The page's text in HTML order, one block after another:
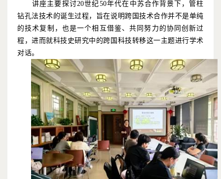
讲座主要探讨20世纪50年代在中苏合作背景下，管柱
钻孔法技术的诞生过程，旨在说明跨国技术合作并不是单纯
的技术复制，也是一个相互借鉴、共同努力的协同创新过
程，进而就科技史研究中的跨国科技转移这一主题进行学术
对话。